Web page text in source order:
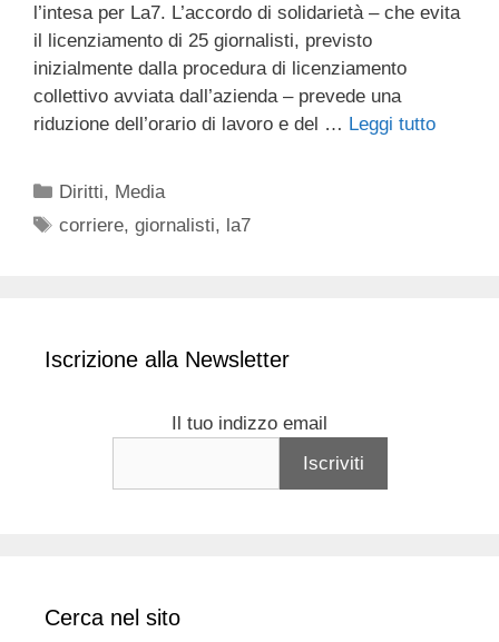
l’intesa per La7. L’accordo di solidarietà – che evita
il licenziamento di 25 giornalisti, previsto
inizialmente dalla procedura di licenziamento
collettivo avviata dall’azienda – prevede una
riduzione dell’orario di lavoro e del … Leggi tutto
Categorie
Diritti, Media
Tag
corriere,giornalisti, la7
Iscrizione alla Newsletter
Il tuo indizzo email
Cerca nel sito